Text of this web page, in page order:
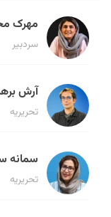
مهرک
سردبیر
آرش
تحریریه
سمانه
تحریریه